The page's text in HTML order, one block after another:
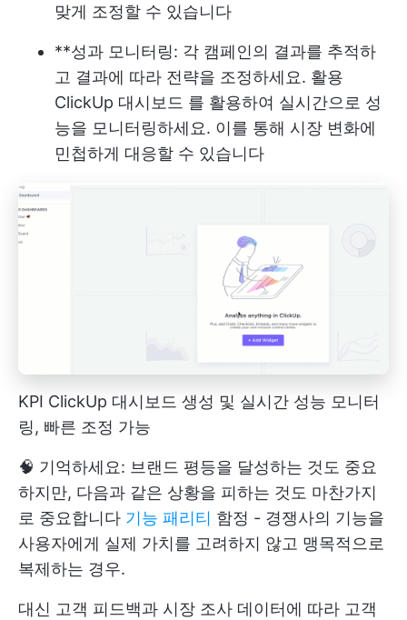
맞게 조정할 수 있습니다
**성과 모니터링: 각 캠페인의 결과를 추적하
고 결과에 따라 전략을 조정하세요. 활용
ClickUp 대시보드 를 활용하여 실시간으로 성
능을 모니터링하세요. 이를 통해 시장 변화에
민첩하게 대응할 수 있습니다
KPI ClickUp 대시보드 생성 및 실시간 성능 모니터
링, 빠른 조정 가능
🧠 기억하세요: 브랜드 평등을 달성하는 것도 중요
하지만, 다음과 같은 상황을 피하는 것도 마찬가지
로 중요합니다 기능 패리티 함정 - 경쟁사의 기능을
사용자에게 실제 가치를 고려하지 않고 맹목적으로
복제하는 경우.
대신 고객 피드백과 시장 조사 데이터에 따라 고객